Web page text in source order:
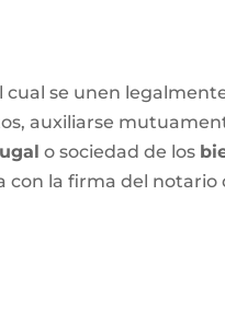
se unen
auxiliarse
o sociedad de los
la firma del notario